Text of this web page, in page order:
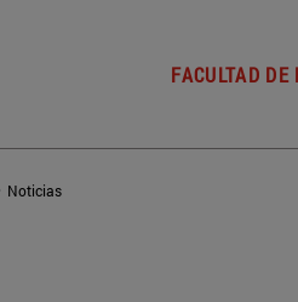
FACULTAD
Noticias